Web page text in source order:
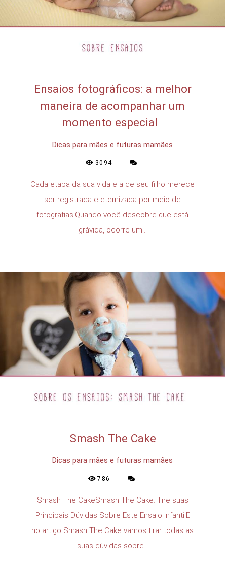
Ensaios fotográficos: a melhor
maneira de acompanhar um
momento especial
Dicas para mães e futuras mamães
3094
Cada etapa da sua vida e a de seu filho merece
ser registrada e eternizada por meio de
fotografias.Quando você descobre que está
grávida, ocorre um...
Smash The Cake
Dicas para mães e futuras mamães
786
Smash The CakeSmash The Cake: Tire suas
Principais Dúvidas Sobre Este Ensaio InfantilE
no artigo Smash The Cake vamos tirar todas as
suas dúvidas sobre...